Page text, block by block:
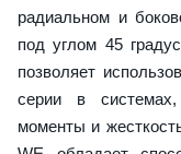
радиальном и
под углом 45
позволяет
серии в системах,
моменты и